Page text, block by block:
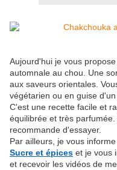
Aujourd'hui je vous
automnale au chou. Une
aux saveurs orientales.
végétarien ou en guise
C'est une recette facile et
équilibrée et très
recommande d'essayer.
Par ailleurs, je vous
Sucre et épices et je vous
et recevoir les vidéos de